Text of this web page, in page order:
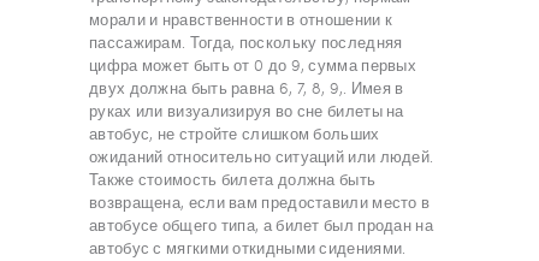
морали и нравственности в отношении к
пассажирам. Тогда, поскольку последняя
цифра может быть от 0 до 9, сумма первых
двух должна быть равна 6, 7, 8, 9,. Имея в
руках или визуализируя во сне билеты на
автобус, не стройте слишком больших
ожиданий относительно ситуаций или людей.
Также стоимость билета должна быть
возвращена, если вам предоставили место в
автобусе общего типа, а билет был продан на
автобус с мягкими откидными сидениями.